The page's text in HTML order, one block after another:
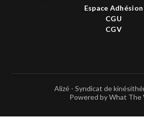
Espace Adhésion
CGU
CGV
Alizé - Syndicat de
Powered by What The